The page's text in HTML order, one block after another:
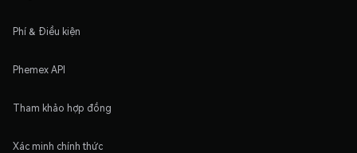
Phí & Điều kiện
Phemex API
Tham khảo hợp đồng
Xác minh chính thức